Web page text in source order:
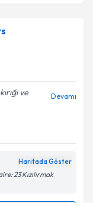
talebi
için bir
belirtilen
ve
Devamı
Haritada Göster
23 Kızılırmak